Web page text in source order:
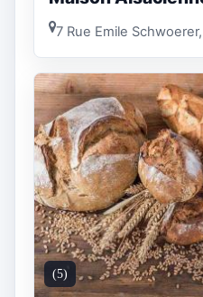
7 Rue Emile
(5)